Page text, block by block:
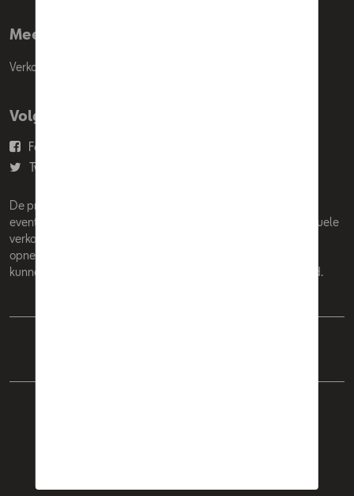
Meer info
Verkoopsvoorwaarden
Volg Ons
Facebook
Twitter
De prijzen op deze site zijn adviesprijzen (incl. btw), exclusief
eventuele installatiekosten. Voor meer informatie over de actuele
verkoopprijs en de eventuele installatiekosten kunt u contact
opnemen met uw concessiehouder / agent. De adviesprijzen
kunnen zonder voorafgaande kennisgeving worden gewijzigd.